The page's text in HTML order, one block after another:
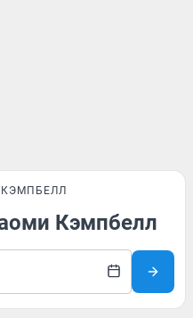
Кэмпбелл